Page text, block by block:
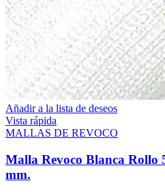
Añadir a la lista de deseos
Vista rápida
MALLAS DE REVOCO
Malla Revoco Blanca Rollo
mm.